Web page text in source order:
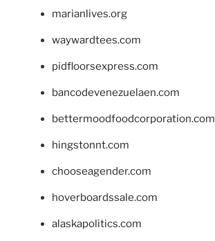
marianlives.org
waywardtees.com
pidfloorsexpress.com
bancodevenezuelaen.com
bettermoodfoodcorporation.com
hingstonnt.com
chooseagender.com
hoverboardssale.com
alaskapolitics.com